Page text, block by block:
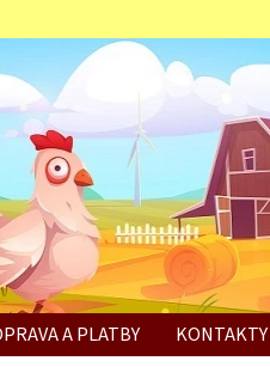
A PLATBY KONTAKTY